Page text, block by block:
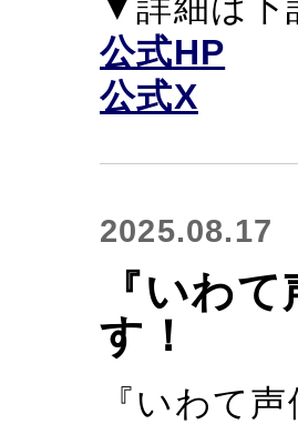
公式HP
公式X
2025.08.17
『いわ
す！
『いわて